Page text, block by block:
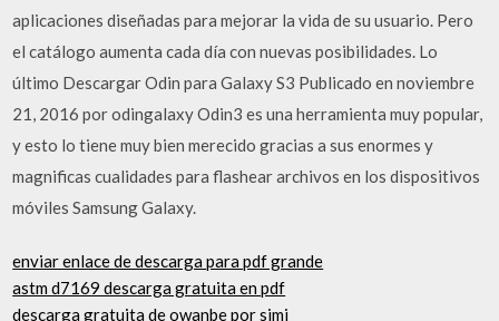
aplicaciones diseñadas para mejorar la vida de su usuario. Pero
el catálogo aumenta cada dí­a con nuevas posibilidades. Lo
último Descargar Odin para Galaxy S3 Publicado en noviembre
21, 2016 por odingalaxy Odin3 es una herramienta muy popular,
y esto lo tiene muy bien merecido gracias a sus enormes y
magnificas cualidades para flashear archivos en los dispositivos
móviles Samsung Galaxy.
enviar enlace de descarga para pdf grande
astm d7169 descarga gratuita en pdf
descarga gratuita de owanbe por simi